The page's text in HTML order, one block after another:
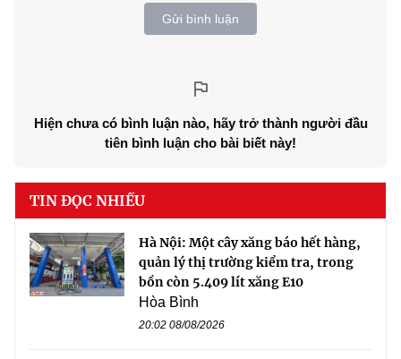
Gửi bình luận
Hiện chưa có bình luận nào, hãy trở thành người đầu
tiên bình luận cho bài biết này!
TIN ĐỌC NHIỀU
Hà Nội: Một cây xăng báo hết hàng,
quản lý thị trường kiểm tra, trong
bồn còn 5.409 lít xăng E10
Hòa Bình
20:02 08/08/2026